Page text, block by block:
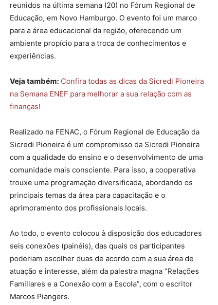
reunidos na última semana (20) no Fórum Regional de
Educação, em Novo Hamburgo. O evento foi um marco
para a área educacional da região, oferecendo um
ambiente propício para a troca de conhecimentos e
experiências.
Veja também: Confira todas as dicas da Sicredi Pioneira
na Semana ENEF para melhorar a sua relação com as
finanças!
Realizado na FENAC, o Fórum Regional de Educação da
Sicredi Pioneira é um compromisso da Sicredi Pioneira
com a qualidade do ensino e o desenvolvimento de uma
comunidade mais consciente. Para isso, a cooperativa
trouxe uma programação diversificada, abordando os
principais temas da área para capacitação e o
aprimoramento dos profissionais locais.
Ao todo, o evento colocou à disposição dos educadores
seis conexões (painéis), das quais os participantes
poderiam escolher duas de acordo com a sua área de
atuação e interesse, além da palestra magna “Relações
Familiares e a Conexão com a Escola”, com o escritor
Marcos Piangers.